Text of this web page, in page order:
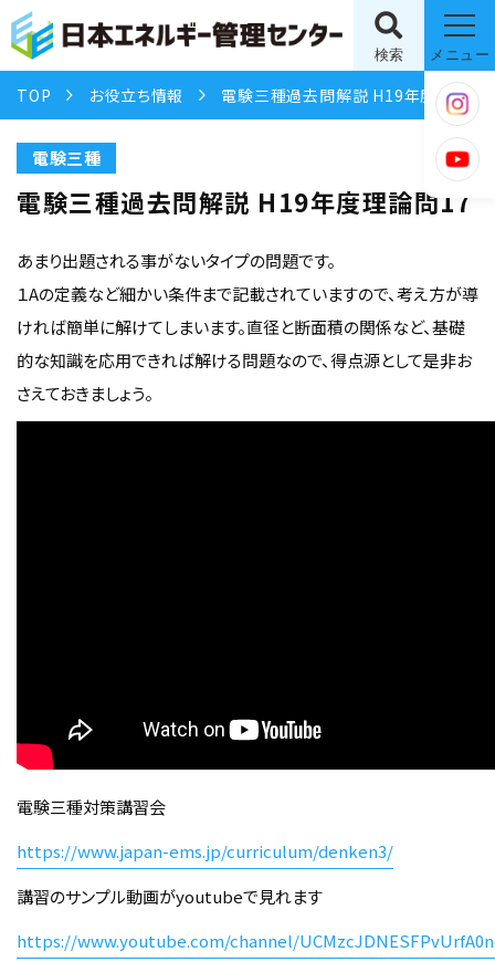
検索 メニュー
TOP お役立ち情報 電験三種過去問解説 H19年度理論問17
電験三種
電験三種過去問解説 H19年度理論問17
あまり出題される事がないタイプの問題です。
１Aの定義など細かい条件まで記載されていますので、考え方が導
ければ簡単に解けてしまいます。直径と断面積の関係など、基礎
的な知識を応用できれば解ける問題なので、得点源として是非お
さえておきましょう。
電験三種対策講習会
https://www.japan-ems.jp/curriculum/denken3/
講習のサンプル動画がyoutubeで見れます
https://www.youtube.com/channel/